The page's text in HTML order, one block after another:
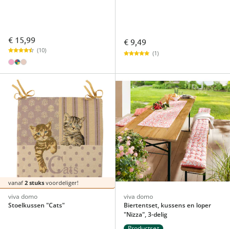
€ 15,99
(10)
€ 9,49
(1)
vanaf 2 stuks voordeliger!
viva domo
Stoelkussen "Cats"
viva domo
Biertentset, kussens en loper
"Nizza", 3-delig